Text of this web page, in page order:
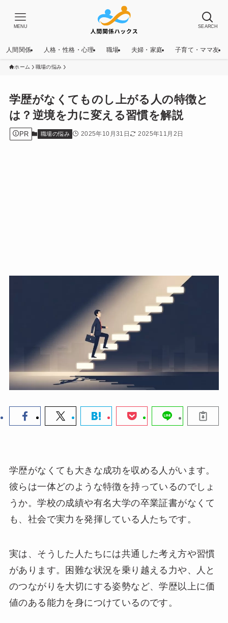
SEARCH
MENU
人間関係 人格・性格・心理 職場 夫婦・家庭 子育て・ママ友
ホーム 職場の悩み
学歴がなくてものし上がる人の特徴と
は？逆境を力に変える習慣を解説
PR 職場の悩み 2025年10月31日 2025年11月2日
学歴がなくても大きな成功を収める人がいます。
彼らは一体どのような特徴を持っているのでしょ
うか。学校の成績や有名大学の卒業証書がなくて
も、社会で実力を発揮している人たちです。
実は、そうした人たちには共通した考え方や習慣
があります。困難な状況を乗り越える力や、人と
のつながりを大切にする姿勢など、学歴以上に価
値のある能力を身につけているのです。